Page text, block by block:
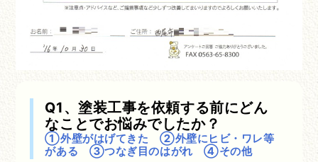
Q1、塗装工事を依頼する前にどん
なことでお悩みでしたか？
①外壁がはげてきた ②外壁にヒビ・ワレ等
がある ③つなぎ目のはがれ ④その他